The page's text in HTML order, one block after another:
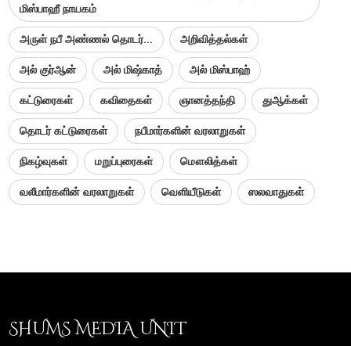
மிஸ்பாஹீ நாயகம்
அருள் நபீ அண்ணல் தொடர்... அறிவித்தல்கள்
அல் குர்ஆன் அல் மிஷ்காத் அல் மிஸ்பாஹ்
கட்டுரைகள் கவிதைகள் ஞானத்தந்தி துஆக்கள்
தொடர் கட்டுரைகள் நபீமார்களின் வரலாறுகள்
நிகழ்வுகள் மறுப்புரைகள் மௌலித்கள்
வலீமார்களின் வரலாறுகள் வெளியீடுகள் ஸலவாதுகள்
SHUMS MEDIA UNIT